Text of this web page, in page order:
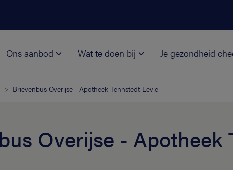
Ons aanbod Wat te doen bij Je gezondheid
Brievenbus Overijse - Apotheek Tennstedt-Levie
Overijse - Apotheek